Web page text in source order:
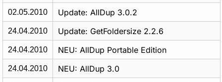
02.05.2010 Update: AllDup 3.0.2
24.04.2010 Update: GetFoldersize 2.2.6
24.04.2010 NEU: AllDup Portable Edition
24.04.2010 NEU: AllDup 3.0